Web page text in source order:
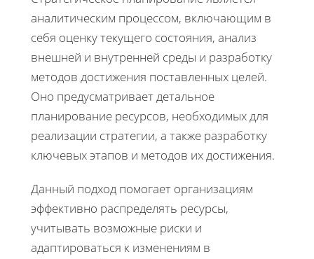
аналитическим процессом, включающим в
себя оценку текущего состояния, анализ
внешней и внутренней среды и разработку
методов достижения поставленных целей.
Оно предусматривает детальное
планирование ресурсов, необходимых для
реализации стратегии, а также разработку
ключевых этапов и методов их достижения.
Данный подход помогает организациям
эффективно распределять ресурсы,
учитывать возможные риски и
адаптироваться к изменениям в